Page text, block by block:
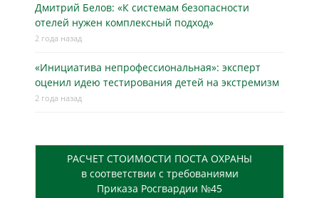
Дмитрий Белов: «К системам безопасности
отелей нужен комплексный подход»
2 года назад
«Инициатива непрофессиональная»: эксперт
оценил идею тестирования детей на экстремизм
2 года назад
РАСЧЕТ СТОИМОСТИ ПОСТА ОХРАНЫ
в соответствии с требованиями
Приказа Росгвардии №45